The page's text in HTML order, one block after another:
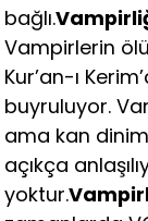
bağlı.
Vampirlerin
Kur’an-ı
buyruluyor.
ama kan
açıkça
yoktur.